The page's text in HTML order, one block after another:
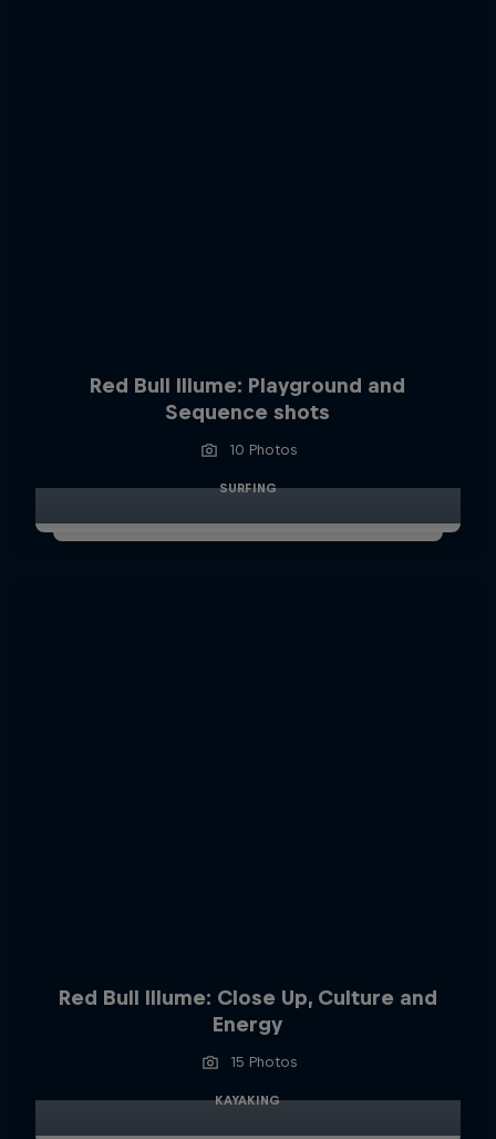
Red Bull Illume: Playground and
Sequence shots
10 Photos
SURFING
Red Bull Illume: Close Up, Culture and
Energy
15 Photos
KAYAKING